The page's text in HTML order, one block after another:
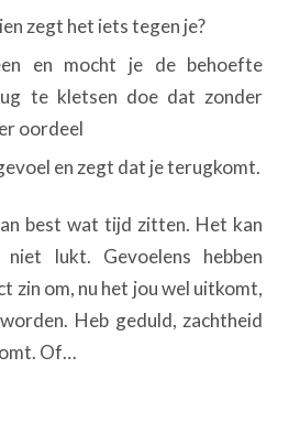
zegt het iets tegen je?
en mocht je de behoefte
te kletsen doe dat zonder
oordeel
en zegt dat je terugkomt.
best wat tijd zitten. Het kan
lukt. Gevoelens hebben
zin om, nu het jou wel uitkomt,
Heb geduld, zachtheid
Of…